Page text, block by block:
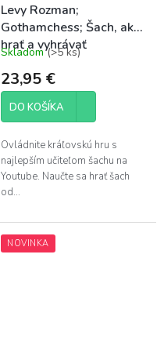
Levy Rozman;
Gothamchess; Šach, ako
hrať a vyhrávať
Priemerné
produktu
je
5,0
5
hviezdičiek.
Skladom(>5 ks)
23,95 €
DO KOŠÍKA
Ovládnite kráľovskú hru s
najlepším učiteľom šachu na
Youtube. Naučte sa hrať šach
od...
NOVINKA